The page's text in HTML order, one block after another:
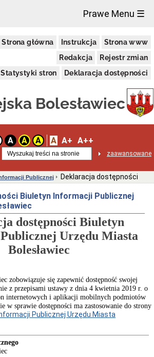
Prawe Menu ☰
Strona główna Instrukcja
Strona www
Redakcja
Rejestr zmian
Statystyki stron
Deklaracja dostępności
Bolesławiec
A A A A A+ A++
zaawansowane
Publicznej Deklaracja dostępności
Biuletyn Informacji Publicznej
dostępności Biuletyn
Urzędu Miasta
Bolesławiec
zobowiązuje się zapewnić dostępność swojej
z przepisami ustawy z dnia 4 kwietnia 2019 r. o
internetowych i aplikacji mobilnych podmiotów
w sprawie dostępności ma zastosowanie do strony
Publicznej Urzędu Miasta
×